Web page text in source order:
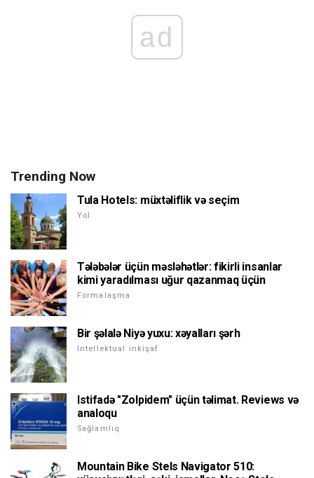
ad
Trending Now
Tula Hotels: müxtəliflik və seçim
Yol
Tələbələr üçün məsləhətlər: fikirli insanlar
kimi yaradılması uğur qazanmaq üçün
Formalaşma
Bir şəlalə Niyə yuxu: xəyalları şərh
Intellektual inkişaf
Istifadə "Zolpidem" üçün təlimat. Reviews və
analoqu
Sağlamlıq
Mountain Bike Stels Navigator 510: